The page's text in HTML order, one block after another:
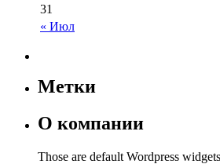
« Июл
31
Метки
О компании
Those are default Wordpress